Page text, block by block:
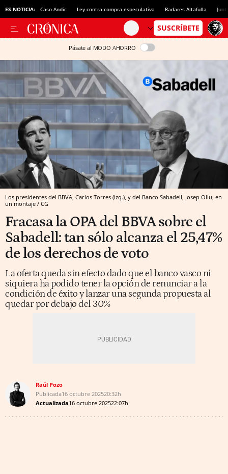
ES NOTICIA: Caso Andic Ley contra compra especulativa Radares Altafulla
Pásate al MODO AHORRO
Los presidentes del BBVA, Carlos Torres (izq.), y del Banco Sabadell, Josep Oliu, en
un montaje / CG
Fracasa la OPA del BBVA sobre el
Sabadell: tan sólo alcanza el 25,47%
de los derechos de voto
La oferta queda sin efecto dado que el banco vasco ni
siquiera ha podido tener la opción de renunciar a la
condición de éxito y lanzar una segunda propuesta al
quedar por debajo del 30%
Raúl Pozo
Publicada16 octubre 202520:32h
Actualizada16 octubre 202522:07h